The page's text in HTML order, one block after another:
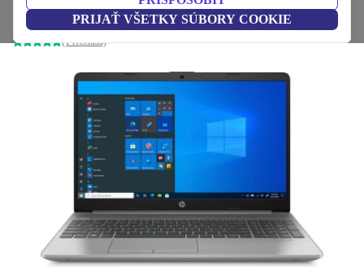
PRIJAŤ VŠETKY SÚBORY COOKIE
DE
(1 recenzia)